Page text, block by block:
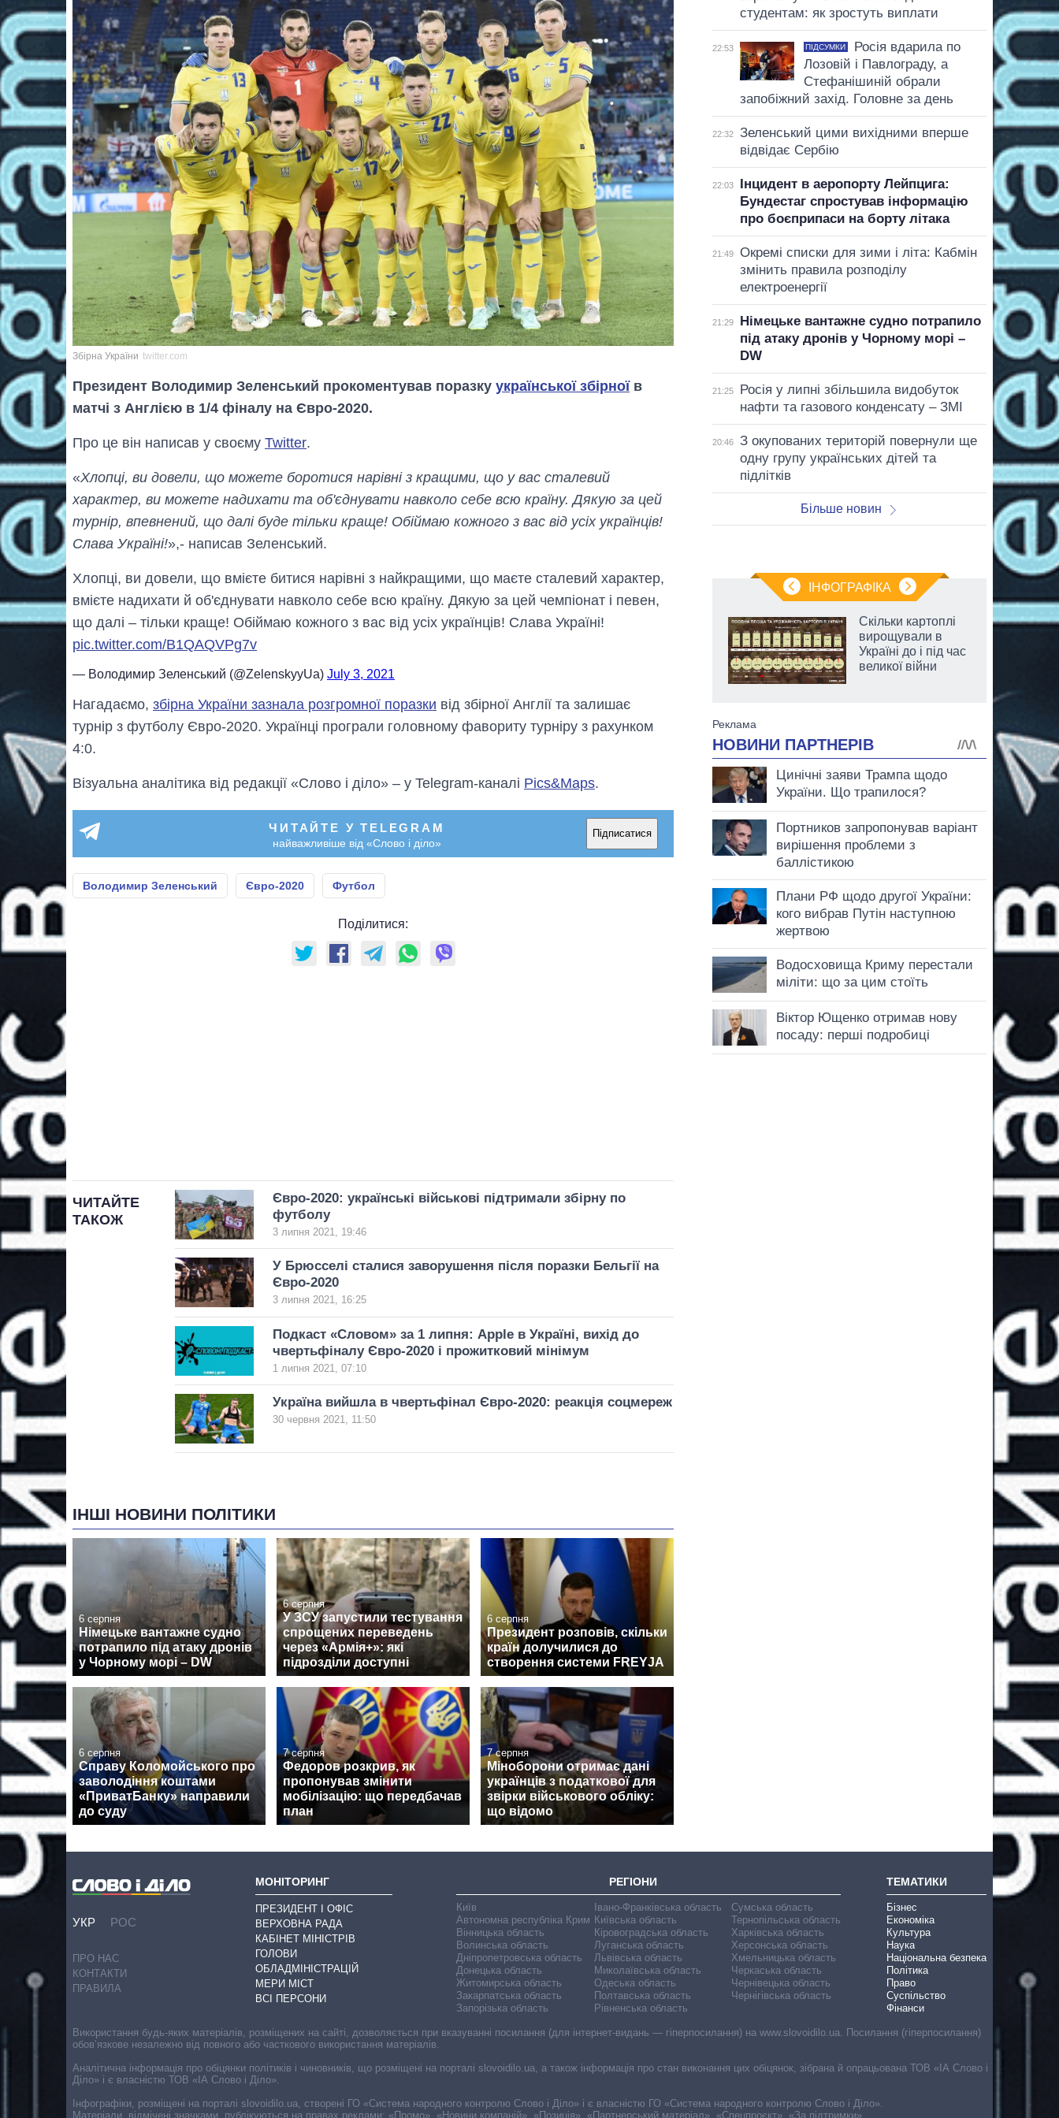
Збірна України twitter.com
Президент Володимир Зеленський прокоментував поразку української збірноїв
матчі з Англією в 1/4 фіналу на Євро-2020.
Про це він написав у своєму Twitter.
«Хлопці, ви довели, що можете боротися нарівні з кращими, що у вас сталевий
характер, ви можете надихати та об'єднувати навколо себе всю країну. Дякую за цей
турнір, впевнений, що далі буде тільки краще! Обіймаю кожного з вас від усіх українців!
Слава Україні!»,- написав Зеленський.
Хлопці, ви довели, що вмієте битися нарівні з найкращими, що маєте сталевий характер,
вмієте надихати й об'єднувати навколо себе всю країну. Дякую за цей чемпіонат і певен,
що далі – тільки краще! Обіймаю кожного з вас від усіх українців! Слава Україні!
pic.twitter.com/B1QAQVPg7v
— Володимир Зеленський (@ZelenskyyUa) July 3, 2021
Нагадаємо, збірна України зазнала розгромної поразки від збірної Англії та залишає
турнір з футболу Євро-2020. Українці програли головному фавориту турніру з рахунком
4:0.
Візуальна аналітика від редакції «Слово і діло» – у Telegram-каналі Pics&Maps.
ЧИТАЙТЕ У TELEGRAM
найважливіше від «Слово і діло»
Підписатися
Володимир Зеленський Євро-2020 Футбол
Поділитися:
ЧИТАЙТЕ
ТАКОЖ
Євро-2020: українські військові підтримали збірну по
футболу
3 липня 2021, 19:46
У Брюсселі сталися заворушення після поразки Бельгії на
Євро-2020
3 липня 2021, 16:25
Подкаст «Словом» за 1 липня: Apple в Україні, вихід до
чвертьфіналу Євро-2020 і прожитковий мінімум
1 липня 2021, 07:10
Україна вийшла в чвертьфінал Євро-2020: реакція соцмереж
30 червня 2021, 11:50
ІНШІ НОВИНИ ПОЛІТИКИ
6 серпня
Німецьке вантажне судно
потрапило під атаку дронів
у Чорному морі – DW
6 серпня
У ЗСУ запустили тестування
спрощених переведень
через «Армія+»: які
підрозділи доступні
6 серпня
Президент розповів, скільки
країн долучилися до
створення системи FREYJA
6 серпня
Справу Коломойського про
заволодіння коштами
«ПриватБанку» направили
до суду
7 серпня
Федоров розкрив, як
пропонував змінити
мобілізацію: що передбачав
план
7 серпня
Міноборони отримає дані
українців з податкової для
звірки військового обліку:
що відомо
студентам: як зростуть виплати
22:53 ПІДСУМКИ
Росія вдарила по
Лозовій і Павлограду, а
Стефанішиній обрали
запобіжний захід. Головне за день
22:32
Зеленський цими вихідними вперше
відвідає Сербію
22:03
Інцидент в аеропорту Лейпцига:
Бундестаг спростував інформацію
про боєприпаси на борту літака
21:49
Окремі списки для зими і літа: Кабмін
змінить правила розподілу
електроенергії
21:29
Німецьке вантажне судно потрапило
під атаку дронів у Чорному морі –
DW
21:25
Росія у липні збільшила видобуток
нафти та газового конденсату – ЗМІ
20:46
З окупованих територій повернули ще
одну групу українських дітей та
підлітків
Більше новин
ІНФОГРАФІКА
Як за 10 років
Скільки картоплі
вирощували в
Україні до і під час
великої війни
УКР РОС
ПРО НАС
КОНТАКТИ
ПРАВИЛА
МОНІТОРИНГ
ПРЕЗИДЕНТ І ОФІС
ВЕРХОВНА РАДА
КАБІНЕТ МІНІСТРІВ
ГОЛОВИ
ОБЛАДМІНІСТРАЦІЙ
МЕРИ МІСТ
ВСІ ПЕРСОНИ
РЕГІОНИ
Київ
Автономна республіка Крим
Вінницька область
Волинська область
Дніпропетровська область
Донецька область
Житомирська область
Закарпатська область
Запорізька область
Івано-Франківська область
Київська область
Кіровоградська область
Луганська область
Львівська область
Миколаївська область
Одеська область
Полтавська область
Рівненська область
Сумська область
Тернопільська область
Харківська область
Херсонська область
Хмельницька область
Черкаська область
Чернівецька область
Чернігівська область
ТЕМАТИКИ
Бізнес
Економіка
Культура
Наука
Національна безпека
Політика
Право
Суспільство
Фінанси
Використання будь-яких матеріалів, розміщених на сайті, дозволяється при вказуванні посилання (для інтернет-видань — гіперпосилання) на www.slovoidilo.ua. Посилання (гіперпосилання)
обов’язкове незалежно від повного або часткового використання матеріалів.
Аналітична інформація про обіцянки політиків і чиновників, що розміщені на порталі slovoidilo.ua, а також інформація про стан виконання цих обіцянок, зібрана й опрацьована ТОВ «ІА Слово і
Діло» і є власністю ТОВ «ІА Слово і Діло».
Інфографіки, розміщені на порталі slovoidilo.ua, створені ГО «Система народного контролю Слово і Діло» і є власністю ГО «Система народного контролю Слово і Діло».
Матеріали, відмічені значками, публікуються на правах реклами: «Промо», «Новини компаній», «Позиція», «Партнерський матеріал», «Спецпроєкт», «За підтримки».